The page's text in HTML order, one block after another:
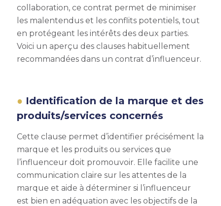
collaboration, ce contrat permet de minimiser
les malentendus et les conflits potentiels, tout
en protégeant les intérêts des deux parties.
Voici un aperçu des clauses habituellement
recommandées dans un contrat d’influenceur.
Identification de la marque et des
produits/services concernés
Cette clause permet d’identifier précisément la
marque et les produits ou services que
l’influenceur doit promouvoir. Elle facilite une
communication claire sur les attentes de la
marque et aide à déterminer si l’influenceur
est bien en adéquation avec les objectifs de la